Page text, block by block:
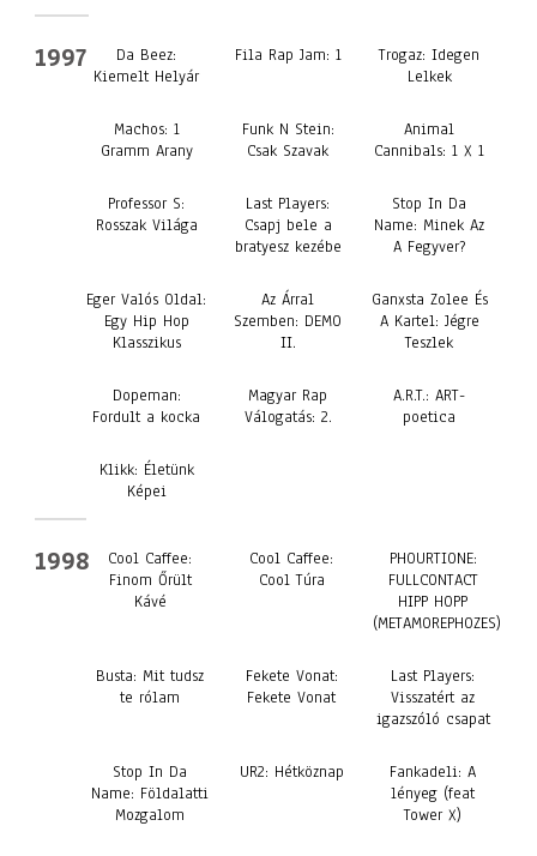
1997
Da Beez:
Kiemelt Helyár
Fila Rap Jam: 1
Trogaz: Idegen
Lelkek
Machos: 1
Gramm Arany
Funk N Stein:
Csak Szavak
Animal
Cannibals: 1 X 1
Professor S:
Rosszak Világa
Last Players:
Csapj bele a
bratyesz kezébe
Stop In Da
Name: Minek Az
A Fegyver?
Eger Valós Oldal:
Egy Hip Hop
Klasszikus
Az Árral
Szemben: DEMO
II.
Ganxsta Zolee És
A Kartel: Jégre
Teszlek
Dopeman:
Fordult a kocka
Magyar Rap
Válogatás: 2.
A.R.T.: ART-
poetica
Klikk: Életünk
Képei
1998
Cool Caffee:
Finom Őrült
Kávé
Cool Caffee:
Cool Túra
PHOURTIONE:
FULLCONTACT
HIPP HOPP
(METAMOREPHOZES)
Busta: Mit tudsz
te rólam
Fekete Vonat:
Fekete Vonat
Last Players:
Visszatért az
igazszóló csapat
Stop In Da
Name: Földalatti
Mozgalom
UR2: Hétköznap
Fankadeli: A
lényeg (feat
Tower X)